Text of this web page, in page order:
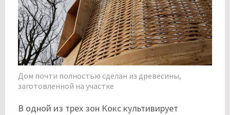
Дом почти полностью сделан из древесины,
заготовленной на участке
В одной из трех зон Кокс культивирует